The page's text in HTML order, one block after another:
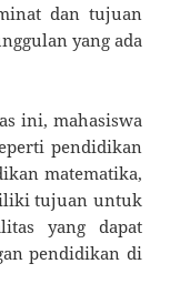
dan tujuan
yang ada
ini, mahasiswa
pendidikan
matematika,
tujuan untuk
yang dapat
pendidikan di